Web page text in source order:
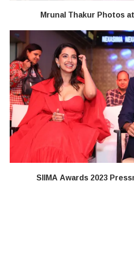
Mrunal Thakur Photos
SIIMA Awards 2023